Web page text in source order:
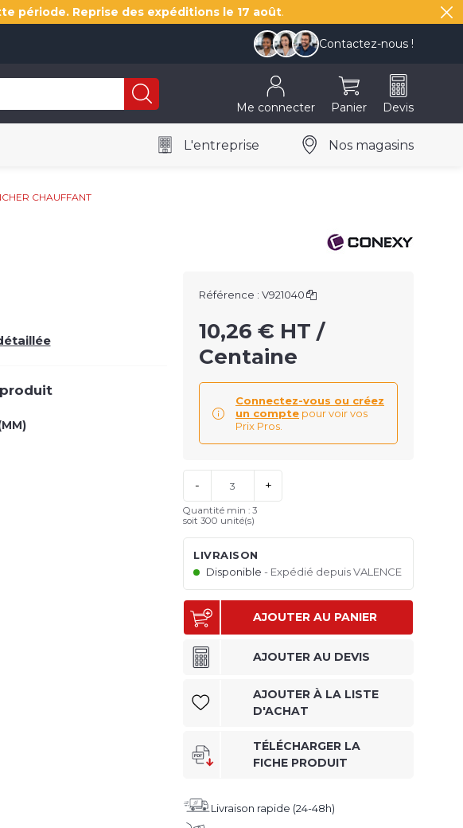
période. Reprise des expéditions le 17 août.
Contactez-nous !
Me connecter Panier Devis
L'entreprise Nos magasins
CHAUFFANT
Référence : V921040
10,26 € HT /
Centaine
Connectez-vous ou créez
un compte pour voir vos
Prix Pros.
- +
Quantité min : 3
soit 300 unité(s)
LIVRAISON
Disponible
Expédié depuis VALENCE
AJOUTER AU PANIER
AJOUTER AU DEVIS
AJOUTER À LA LISTE
D'ACHAT
TÉLÉCHARGER LA
FICHE PRODUIT
Livraison rapide (24-48h)